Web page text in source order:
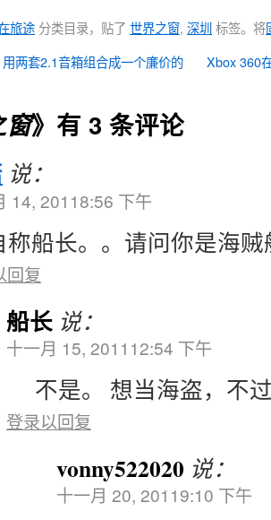
旅途 分类目录，贴了 世界之窗, 深圳标签。将
两套2.1音箱组合成一个廉价的
Xbox 360
窗》有 3 条评论
说：
14, 20118:56 下午
称船长。。请问你是海
回复
船长 说：
十一月 15, 201112:54 下午
不是。 想当海盗，不
登录以回复
vonny522020 说：
十一月 20, 20119:10 下午